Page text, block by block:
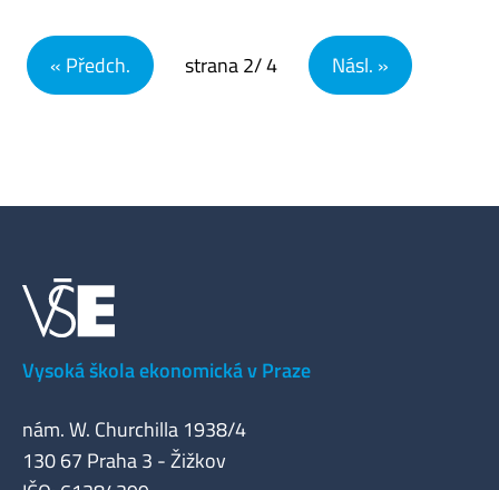
Navigace pro příspěvky
« Předch. strana2/ 4 Násl. »
Vysoká škola ekonomická v Praze
nám. W. Churchilla 1938/4
130 67 Praha 3 - Žižkov